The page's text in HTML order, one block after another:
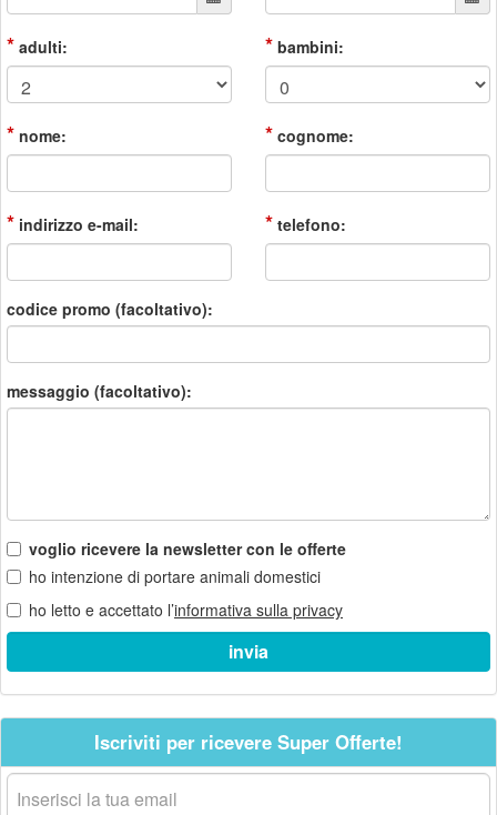
* adulti: * bambini:
* nome: * cognome:
* indirizzo e-mail: * telefono:
codice promo (facoltativo):
messaggio (facoltativo):
voglio ricevere la newsletter con le offerte
ho intenzione di portare animali domestici
ho letto e accettato l’informativa sulla privacy
Iscriviti per ricevere Super Offerte!
La
tua